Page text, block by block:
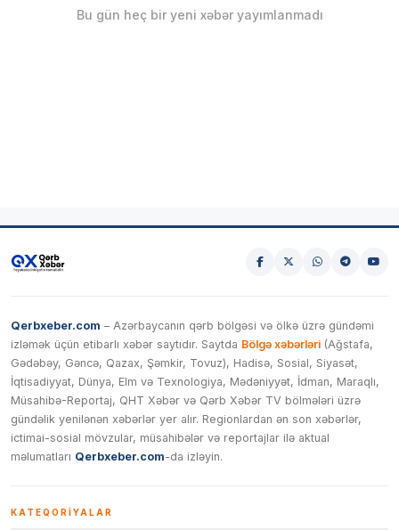
Bu gün heç bir yeni xəbər yayımlanmadı
Qerbxeber.com – Azərbaycanın qərb bölgəsi və ölkə üzrə gündəmi
izləmək üçün etibarlı xəbər saytıdır. Saytda Bölgə xəbərləri (Ağstafa,
Gədəbəy, Gəncə, Qazax, Şəmkir, Tovuz), Hadisə, Sosial, Siyasət,
İqtisadiyyat, Dünya, Elm və Texnologiya, Mədəniyyət, İdman, Maraqlı,
Müsahibə-Reportaj, QHT Xəbər və Qərb Xəbər TV bölmələri üzrə
gündəlik yenilənən xəbərlər yer alır. Regionlardan ən son xəbərlər,
ictimai-sosial mövzular, müsahibələr və reportajlar ilə aktual
məlumatları Qerbxeber.com-da izləyin.
KATEQORIYALAR